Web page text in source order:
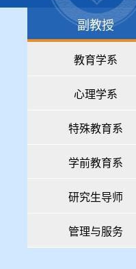
副教授
教育学系
心理学系
特殊教育系
学前教育系
研究生导师
管理与服务